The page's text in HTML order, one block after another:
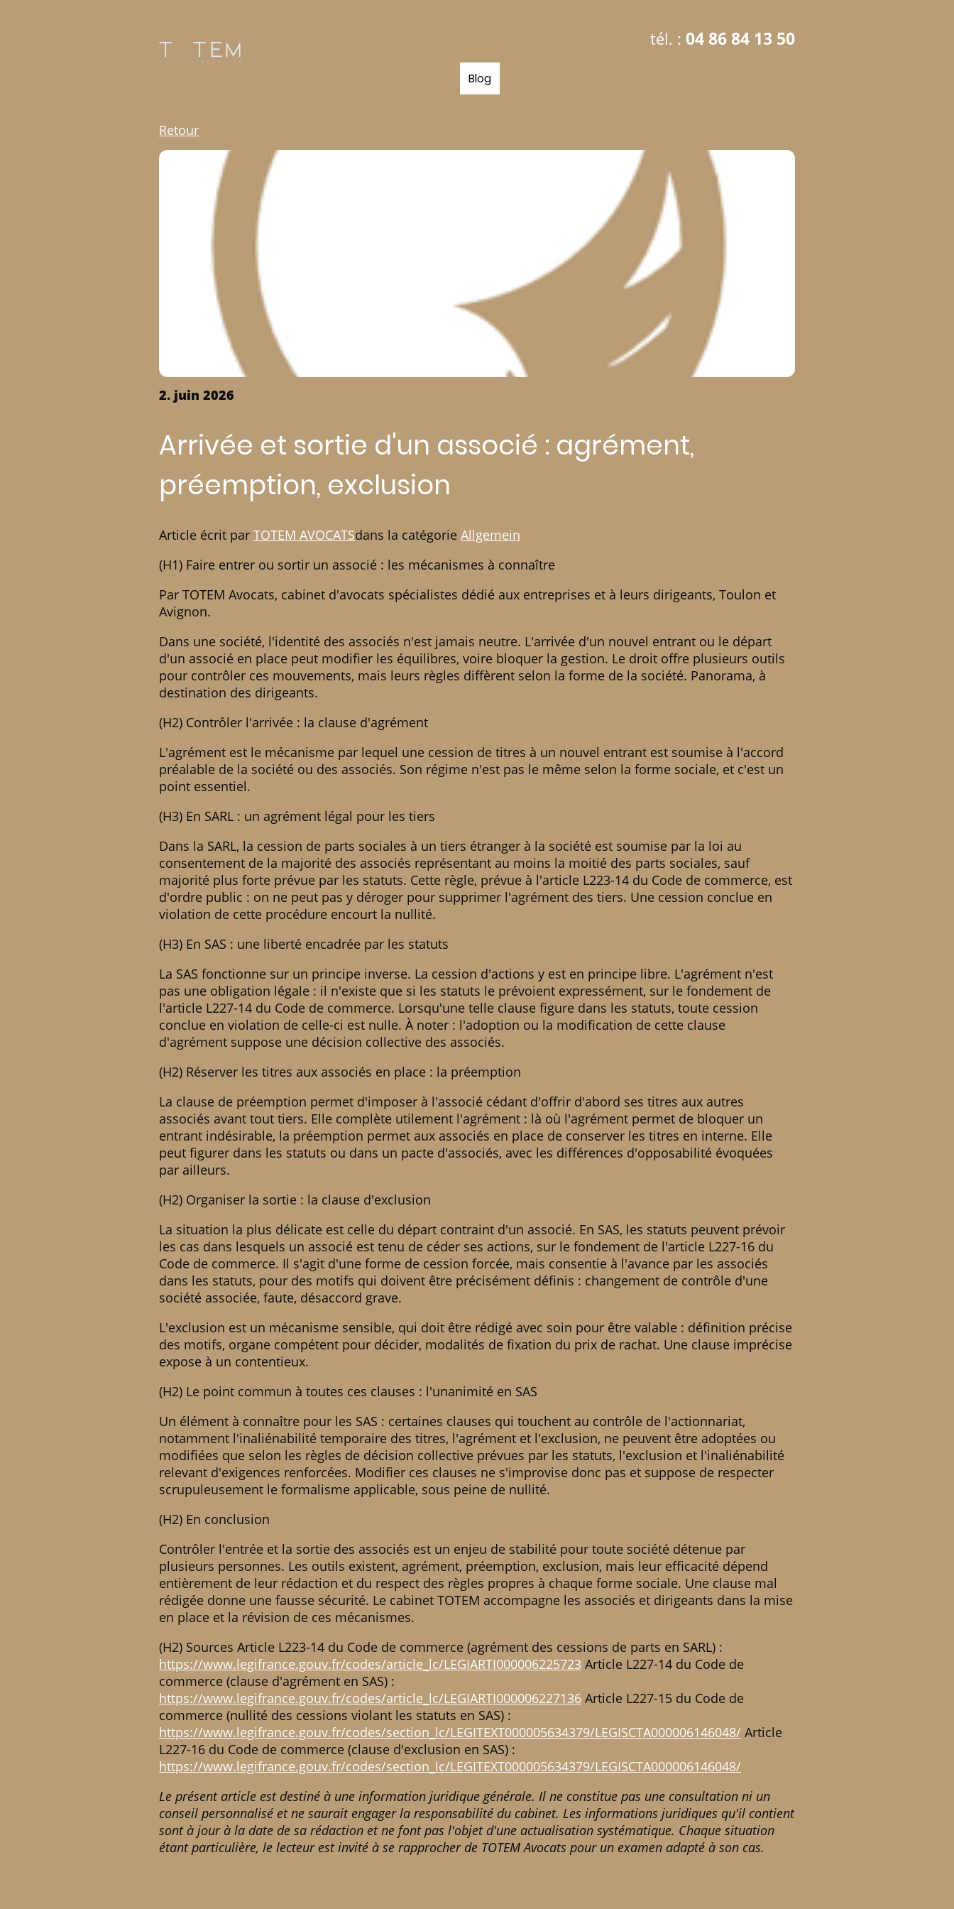
tél. : 04 86 84 13 50
Blog
Retour
2. juin 2026
Arrivée et sortie d'un associé : agrément,
préemption, exclusion
Article écrit par TOTEM AVOCATSdans la catégorie Allgemein
(H1) Faire entrer ou sortir un associé : les mécanismes à connaître
Par TOTEM Avocats, cabinet d'avocats spécialistes dédié aux entreprises et à leurs dirigeants, Toulon et
Avignon.
Dans une société, l'identité des associés n'est jamais neutre. L'arrivée d'un nouvel entrant ou le départ
d'un associé en place peut modifier les équilibres, voire bloquer la gestion. Le droit offre plusieurs outils
pour contrôler ces mouvements, mais leurs règles diffèrent selon la forme de la société. Panorama, à
destination des dirigeants.
(H2) Contrôler l'arrivée : la clause d'agrément
L'agrément est le mécanisme par lequel une cession de titres à un nouvel entrant est soumise à l'accord
préalable de la société ou des associés. Son régime n'est pas le même selon la forme sociale, et c'est un
point essentiel.
(H3) En SARL : un agrément légal pour les tiers
Dans la SARL, la cession de parts sociales à un tiers étranger à la société est soumise par la loi au
consentement de la majorité des associés représentant au moins la moitié des parts sociales, sauf
majorité plus forte prévue par les statuts. Cette règle, prévue à l'article L223-14 du Code de commerce, est
d'ordre public : on ne peut pas y déroger pour supprimer l'agrément des tiers. Une cession conclue en
violation de cette procédure encourt la nullité.
(H3) En SAS : une liberté encadrée par les statuts
La SAS fonctionne sur un principe inverse. La cession d'actions y est en principe libre. L'agrément n'est
pas une obligation légale : il n'existe que si les statuts le prévoient expressément, sur le fondement de
l'article L227-14 du Code de commerce. Lorsqu'une telle clause figure dans les statuts, toute cession
conclue en violation de celle-ci est nulle. À noter : l'adoption ou la modification de cette clause
d'agrément suppose une décision collective des associés.
(H2) Réserver les titres aux associés en place : la préemption
La clause de préemption permet d'imposer à l'associé cédant d'offrir d'abord ses titres aux autres
associés avant tout tiers. Elle complète utilement l'agrément : là où l'agrément permet de bloquer un
entrant indésirable, la préemption permet aux associés en place de conserver les titres en interne. Elle
peut figurer dans les statuts ou dans un pacte d'associés, avec les différences d'opposabilité évoquées
par ailleurs.
(H2) Organiser la sortie : la clause d'exclusion
La situation la plus délicate est celle du départ contraint d'un associé. En SAS, les statuts peuvent prévoir
les cas dans lesquels un associé est tenu de céder ses actions, sur le fondement de l'article L227-16 du
Code de commerce. Il s'agit d'une forme de cession forcée, mais consentie à l'avance par les associés
dans les statuts, pour des motifs qui doivent être précisément définis : changement de contrôle d'une
société associée, faute, désaccord grave.
L'exclusion est un mécanisme sensible, qui doit être rédigé avec soin pour être valable : définition précise
des motifs, organe compétent pour décider, modalités de fixation du prix de rachat. Une clause imprécise
expose à un contentieux.
(H2) Le point commun à toutes ces clauses : l'unanimité en SAS
Un élément à connaître pour les SAS : certaines clauses qui touchent au contrôle de l'actionnariat,
notamment l'inaliénabilité temporaire des titres, l'agrément et l'exclusion, ne peuvent être adoptées ou
modifiées que selon les règles de décision collective prévues par les statuts, l'exclusion et l'inaliénabilité
relevant d'exigences renforcées. Modifier ces clauses ne s'improvise donc pas et suppose de respecter
scrupuleusement le formalisme applicable, sous peine de nullité.
(H2) En conclusion
Contrôler l'entrée et la sortie des associés est un enjeu de stabilité pour toute société détenue par
plusieurs personnes. Les outils existent, agrément, préemption, exclusion, mais leur efficacité dépend
entièrement de leur rédaction et du respect des règles propres à chaque forme sociale. Une clause mal
rédigée donne une fausse sécurité. Le cabinet TOTEM accompagne les associés et dirigeants dans la mise
en place et la révision de ces mécanismes.
(H2) Sources Article L223-14 du Code de commerce (agrément des cessions de parts en SARL) :
https://www.legifrance.gouv.fr/codes/article_lc/LEGIARTI000006225723 Article L227-14 du Code de
commerce (clause d'agrément en SAS) :
https://www.legifrance.gouv.fr/codes/article_lc/LEGIARTI000006227136 Article L227-15 du Code de
commerce (nullité des cessions violant les statuts en SAS) :
https://www.legifrance.gouv.fr/codes/section_lc/LEGITEXT000005634379/LEGISCTA000006146048/ Article
L227-16 du Code de commerce (clause d'exclusion en SAS) :
https://www.legifrance.gouv.fr/codes/section_lc/LEGITEXT000005634379/LEGISCTA000006146048/
Le présent article est destiné à une information juridique générale. Il ne constitue pas une consultation ni un
conseil personnalisé et ne saurait engager la responsabilité du cabinet. Les informations juridiques qu'il contient
sont à jour à la date de sa rédaction et ne font pas l'objet d'une actualisation systématique. Chaque situation
étant particulière, le lecteur est invité à se rapprocher de TOTEM Avocats pour un examen adapté à son cas.